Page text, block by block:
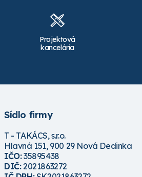
Projektová
kancelária
Sídlo firmy
T - TAKÁCS, s.r.o.
Hlavná 151, 900 29 Nová Dedinka
IČO:35895438
DIČ:2021863272